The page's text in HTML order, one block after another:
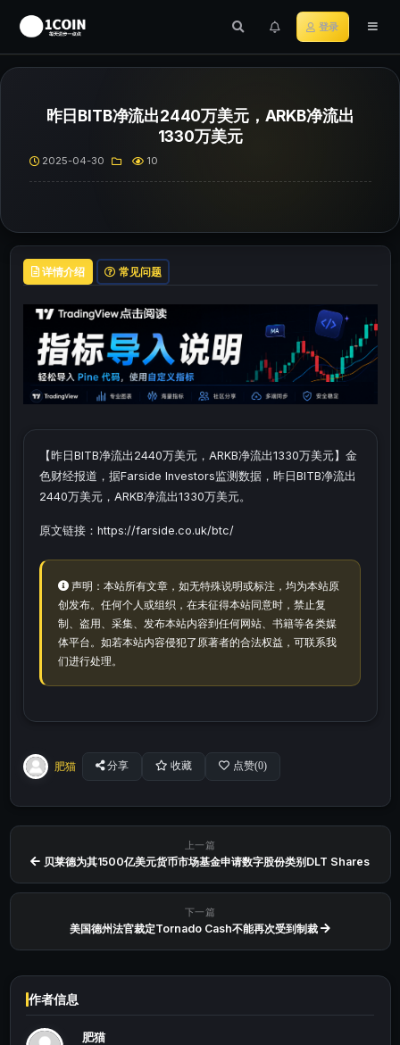
登录
昨日BITB净流出2440万美元，ARKB净流出
1330万美元
2025-04-30 10
详情介绍 常见问题
【昨日BITB净流出2440万美元，ARKB净流出1330万美元】金
色财经报道，据Farside Investors监测数据，昨日BITB净流出
2440万美元，ARKB净流出1330万美元。
原文链接：https://farside.co.uk/btc/
声明：本站所有文章，如无特殊说明或标注，均为本站原
创发布。任何个人或组织，在未征得本站同意时，禁止复
制、盗用、采集、发布本站内容到任何网站、书籍等各类媒
体平台。如若本站内容侵犯了原著者的合法权益，可联系我
们进行处理。
肥猫 分享 收藏 点赞(0)
上一篇
贝莱德为其1500亿美元货币市场基金申请数字股份类别DLT Shares
下一篇
美国德州法官裁定Tornado Cash不能再次受到制裁
作者信息
肥猫